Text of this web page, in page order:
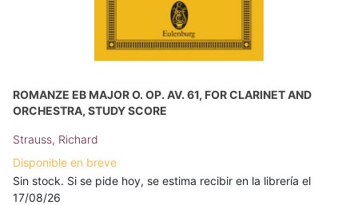
ROMANZE EB MAJOR O. OP. AV. 61, FOR CLARINET AND
ORCHESTRA, STUDY SCORE
Strauss, Richard
Disponible en breve
Sin stock. Si se pide hoy, se estima recibir en la librería el
17/08/26